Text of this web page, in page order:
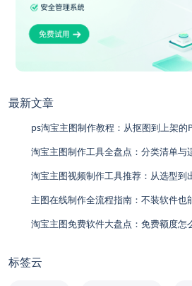
最新文章
ps淘宝主图制作教程：从抠图到上架的
淘宝主图制作工具全盘点：分类清单与
淘宝主图视频制作工具推荐：从选型到
主图在线制作全流程指南：不装软件也
淘宝主图免费软件大盘点：免费额度怎
标签云